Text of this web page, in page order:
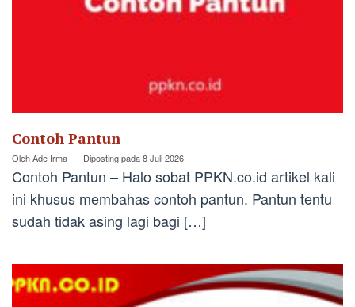
Contoh Pantun
OlehAde Irma Diposting pada8 Juli 2026
Contoh Pantun – Halo sobat PPKN.co.id artikel kali
ini khusus membahas contoh pantun. Pantun tentu
sudah tidak asing lagi bagi […]